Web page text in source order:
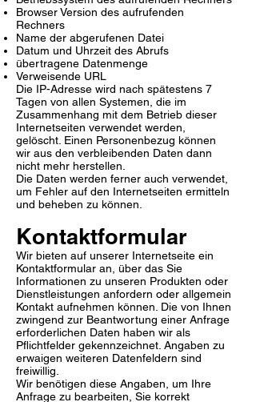
Browser Version des aufrufenden
Rechners
Name der abgerufenen Datei
Datum und Uhrzeit des Abrufs
übertragene Datenmenge
Verweisende URL
Die IP-Adresse wird nach spätestens 7
Tagen von allen Systemen, die im
Zusammenhang mit dem Betrieb dieser
Internetseiten verwendet werden,
gelöscht. Einen Personenbezug können
wir aus den verbleibenden Daten dann
nicht mehr herstellen.
Die Daten werden ferner auch verwendet,
um Fehler auf den Internetseiten ermitteln
und beheben zu können.
Kontaktformular
Wir bieten auf unserer Internetseite ein
Kontaktformular an, über das Sie
Informationen zu unseren Produkten oder
Dienstleistungen anfordern oder allgemein
Kontakt aufnehmen können. Die von Ihnen
zwingend zur Beantwortung einer Anfrage
erforderlichen Daten haben wir als
Pflichtfelder gekennzeichnet. Angaben zu
erwaigen weiteren Datenfeldern sind
freiwillig.
Wir benötigen diese Angaben, um Ihre
Anfrage zu bearbeiten, Sie korrekt